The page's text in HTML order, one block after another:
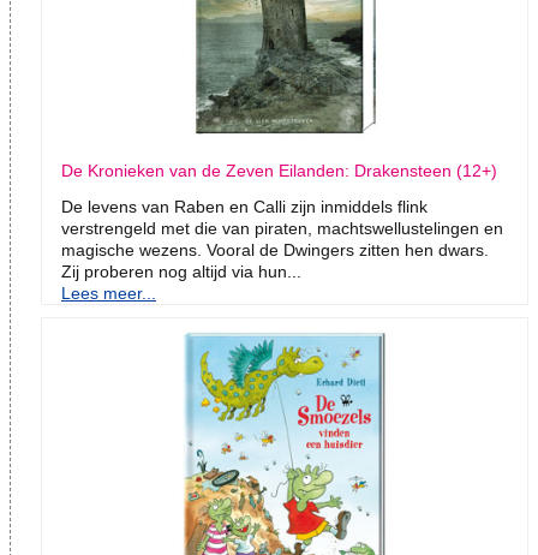
De Kronieken van de Zeven Eilanden: Drakensteen (12+)
De levens van Raben en Calli zijn inmiddels flink
verstrengeld met die van piraten, machtswellustelingen en
magische wezens. Vooral de Dwingers zitten hen dwars.
Zij proberen nog altijd via hun...
Lees meer...